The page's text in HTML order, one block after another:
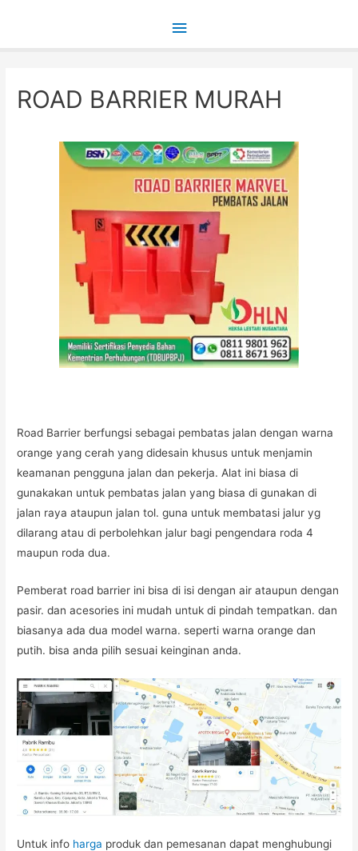
Main
ROAD BARRIER MURAH
Road Barrier berfungsi sebagai pembatas jalan dengan warna
orange yang cerah yang didesain khusus untuk menjamin
keamanan pengguna jalan dan pekerja. Alat ini biasa di
gunakakan untuk pembatas jalan yang biasa di gunakan di
jalan raya ataupun jalan tol. guna untuk membatasi jalur yg
dilarang atau di perbolehkan jalur bagi pengendara roda 4
maupun roda dua.
Pemberat road barrier ini bisa di isi dengan air ataupun dengan
pasir. dan acesories ini mudah untuk di pindah tempatkan. dan
biasanya ada dua model warna. seperti warna orange dan
putih. bisa anda pilih sesuai keinginan anda.
Untuk info harga produk dan pemesanan dapat menghubungi